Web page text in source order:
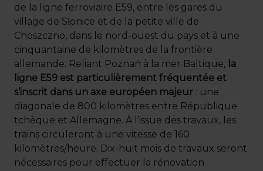
de la ligne ferroviaire E59, entre les gares du
village de Słonice et de la petite ville de
Choszczno, dans le nord-ouest du pays et à une
cinquantaine de kilomètres de la frontière
allemande. Reliant Poznań à la mer Baltique, la
ligne E59 est particulièrement fréquentée et
s’inscrit dans un axe européen majeur : une
diagonale de 800 kilomètres entre République
tchèque et Allemagne. À l’issue des travaux, les
trains circuleront à une vitesse de 160
kilomètres/heure. Dix-huit mois de travaux seront
nécessaires pour effectuer la rénovation